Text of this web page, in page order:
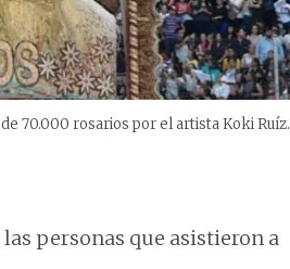
70.000 rosarios por el artista Koki Ruíz.
personas que asistieron a